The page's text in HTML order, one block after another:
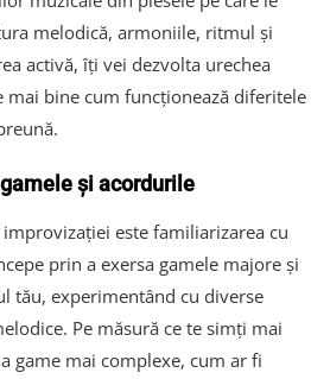
melodică, armoniile, ritmul și
activă, îți vei dezvolta urechea
mai bine cum funcționează diferitele
și acordurile
este familiarizarea cu
prin a exersa gamele majore și
tău, experimentând cu diverse
Pe măsură ce te simți mai
game mai complexe, cum ar fi